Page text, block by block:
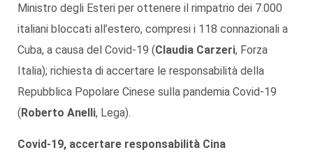
Ministro degli Esteri per ottenere il rimpatrio dei 7.000
italiani bloccati all’estero, compresi i 118 connazionali a
Cuba, a causa del Covid-19 (Claudia Carzeri, Forza
Italia); richiesta di accertare le responsabilità della
Repubblica Popolare Cinese sulla pandemia Covid-19
(Roberto Anelli, Lega).
Covid-19, accertare responsabilità Cina